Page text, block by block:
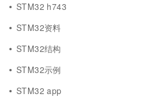
STM32 h743
STM32资料
STM32结构
STM32示例
STM32 app